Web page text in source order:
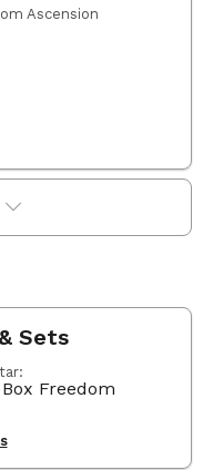
Ascension
Sets
Freedom